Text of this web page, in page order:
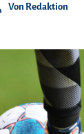
Von Redaktion